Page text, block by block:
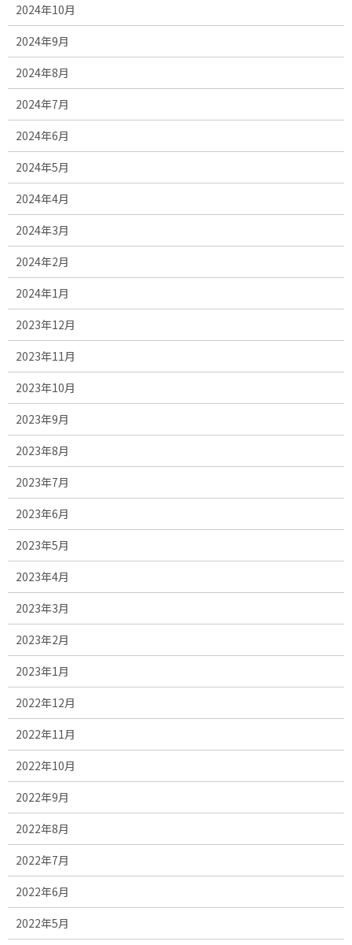
2024年10月
2024年9月
2024年8月
2024年7月
2024年6月
2024年5月
2024年4月
2024年3月
2024年2月
2024年1月
2023年12月
2023年11月
2023年10月
2023年9月
2023年8月
2023年7月
2023年6月
2023年5月
2023年4月
2023年3月
2023年2月
2023年1月
2022年12月
2022年11月
2022年10月
2022年9月
2022年8月
2022年7月
2022年6月
2022年5月